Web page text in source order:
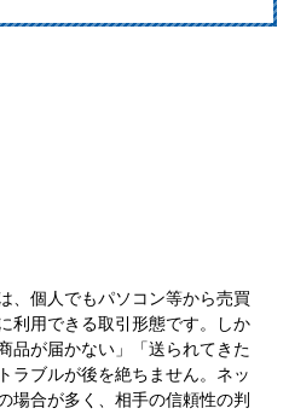
、個人でもパソコン等から売買
利用できる取引形態です。しか
品が届かない」「送られてきた
ラブルが後を絶ちません。ネッ
場合が多く、相手の信頼性の判